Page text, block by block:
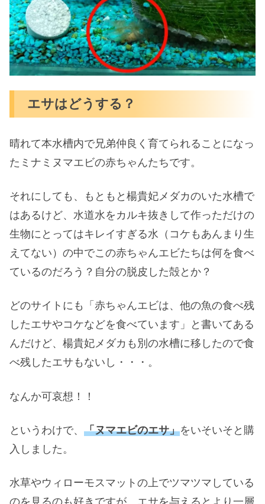
エサはどうする？
晴れて本水槽内で兄弟仲良く育てられることになっ
たミナミヌマエビの赤ちゃんたちです。
それにしても、もともと楊貴妃メダカのいた水槽で
はあるけど、水道水をカルキ抜きして作っただけの
生物にとってはキレイすぎる水（コケもあんまり生
えてない）の中でこの赤ちゃんエビたちは何を食べ
ているのだろう？自分の脱皮した殻とか？
どのサイトにも「赤ちゃんエビは、他の魚の食べ残
したエサやコケなどを食べています」と書いてある
んだけど、楊貴妃メダカも別の水槽に移したので食
べ残したエサもないし・・・。
なんか可哀想！！
というわけで、 「ヌマエビのエサ」をいそいそと購
入しました。
水草やウィローモスマットの上でツマツマしている